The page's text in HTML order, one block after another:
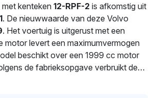
met kenteken 12-RPF-2 is afkomstig uit
. De nieuwwaarde van deze Volvo
. Het voertuig is uitgerust met een
motor levert een maximumvermogen
beschikt over een 1999 cc motor
de fabrieksopgave verbruikt deze
uitgebalanceerd gewicht van